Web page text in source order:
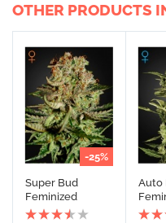
OTHER PRODUCTS
-25%
Super Bud
Feminized
Auto